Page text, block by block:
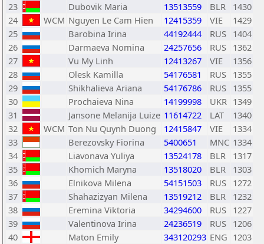
23
Dubovik Maria 13513559 BLR
1430
24
WCM Nguyen Le Cam Hien 12415359 VIE
1429
25
Barobina Irina 44192444 RUS 1404
26
Darmaeva Nomina 24257656 RUS 1362
27
Vu My Linh 12413267 VIE
1356
28
Olesk Kamilla 54176581 RUS 1355
29
Shikhalieva Ariana 54176786 RUS 1355
30
Prochaieva Nina 14199998 UKR 1349
31
Jansone Melanija Luize 11614722 LAT
1340
32
WCM Ton Nu Quynh Duong 12415847 VIE
1334
33
Berezovsky Fiorina 5400651 MNC 1334
34
Liavonava Yuliya 13524178 BLR
1317
35
Khomich Maryna 13518020 BLR
1303
36
Elnikova Milena 54151503 RUS 1272
37
Shahazizyan Milena 13519212 BLR
1232
38
Eremina Viktoria 34294600 RUS 1227
39
Valentinova Irina 24236519 RUS 1206
40
Maton Emily 343120293 ENG 1203